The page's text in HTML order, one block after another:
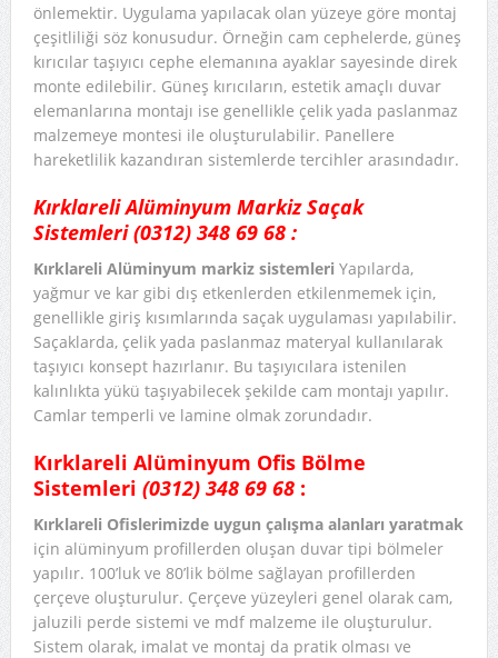
önlemektir. Uygulama yapılacak olan yüzeye göre montaj
çeşitliliği söz konusudur. Örneğin cam cephelerde, güneş
kırıcılar taşıyıcı cephe elemanına ayaklar sayesinde direk
monte edilebilir. Güneş kırıcıların, estetik amaçlı duvar
elemanlarına montajı ise genellikle çelik yada paslanmaz
malzemeye montesi ile oluşturulabilir. Panellere
hareketlilik kazandıran sistemlerde tercihler arasındadır.
Kırklareli Alüminyum Markiz Saçak
Sistemleri(0312) 348 69 68 :
Kırklareli Alüminyum markiz sistemleri Yapılarda,
yağmur ve kar gibi dış etkenlerden etkilenmemek için,
genellikle giriş kısımlarında saçak uygulaması yapılabilir.
Saçaklarda, çelik yada paslanmaz materyal kullanılarak
taşıyıcı konsept hazırlanır. Bu taşıyıcılara istenilen
kalınlıkta yükü taşıyabilecek şekilde cam montajı yapılır.
Camlar temperli ve lamine olmak zorundadır.
Kırklareli Alüminyum Ofis Bölme
Sistemleri (0312) 348 69 68 :
Kırklareli Ofislerimizde uygun çalışma alanları yaratmak
için alüminyum profillerden oluşan duvar tipi bölmeler
yapılır. 100’luk ve 80’lik bölme sağlayan profillerden
çerçeve oluşturulur. Çerçeve yüzeyleri genel olarak cam,
jaluzili perde sistemi ve mdf malzeme ile oluşturulur.
Sistem olarak, imalat ve montaj da pratik olması ve